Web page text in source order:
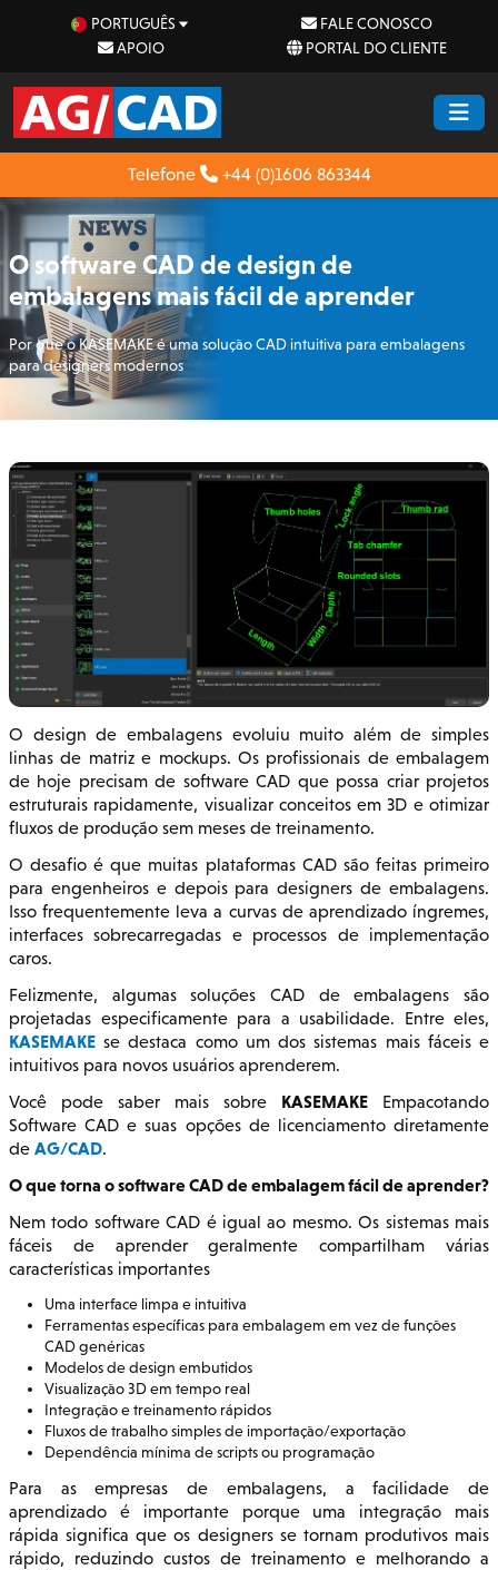
PORTUGUÊS
FALE CONOSCO
APOIO
PORTAL DO CLIENTE
Telefone +44 (0)1606 863344
O software CAD de design de
embalagens mais fácil de aprender
Por que o KASEMAKE é uma solução CAD intuitiva para embalagens
para designers modernos
O design de embalagens evoluiu muito além de simples
linhas de matriz e mockups. Os profissionais de embalagem
de hoje precisam de software CAD que possa criar projetos
estruturais rapidamente, visualizar conceitos em 3D e otimizar
fluxos de produção sem meses de treinamento.
O desafio é que muitas plataformas CAD são feitas primeiro
para engenheiros e depois para designers de embalagens.
Isso frequentemente leva a curvas de aprendizado íngremes,
interfaces sobrecarregadas e processos de implementação
caros.
Felizmente, algumas soluções CAD de embalagens são
projetadas especificamente para a usabilidade. Entre eles,
KASEMAKE se destaca como um dos sistemas mais fáceis e
intuitivos para novos usuários aprenderem.
Você pode saber mais sobre KASEMAKE Empacotando
Software CAD e suas opções de licenciamento diretamente
de AG/CAD.
O que torna o software CAD de embalagem fácil de aprender?
Nem todo software CAD é igual ao mesmo. Os sistemas mais
fáceis de aprender geralmente compartilham várias
características importantes
Uma interface limpa e intuitiva
Ferramentas específicas para embalagem em vez de funções
CAD genéricas
Modelos de design embutidos
Visualização 3D em tempo real
Integração e treinamento rápidos
Fluxos de trabalho simples de importação/exportação
Dependência mínima de scripts ou programação
Para as empresas de embalagens, a facilidade de
aprendizado é importante porque uma integração mais
rápida significa que os designers se tornam produtivos mais
rápido, reduzindo custos de treinamento e melhorando a